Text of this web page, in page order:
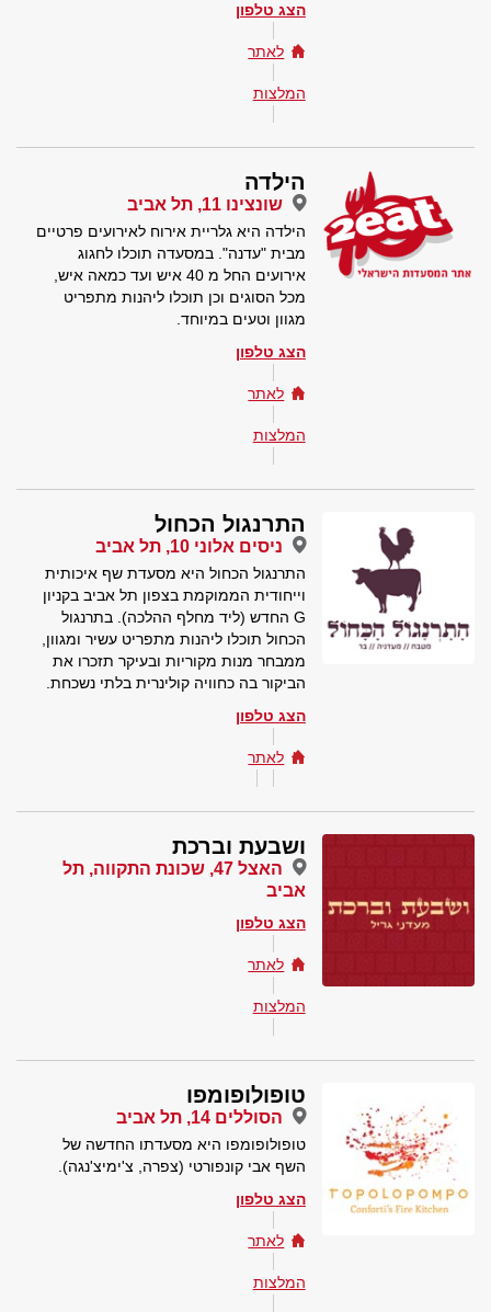
הצג טלפון
לאתר
המלצות
הילדה
שונצינו 11, תל אביב
הילדה היא גלריית אירוח לאירועים פרטיים
מבית "עדנה". במסעדה תוכלו לחגוג
אירועים החל מ 40 איש ועד כמאה איש,
מכל הסוגים וכן תוכלו ליהנות מתפריט
מגוון וטעים במיוחד.
הצג טלפון
לאתר
המלצות
התרנגול הכחול
ניסים אלוני 10, תל אביב
התרנגול הכחול היא מסעדת שף איכותית
וייחודית הממוקמת בצפון תל אביב בקניון
G החדש (ליד מחלף ההלכה). בתרנגול
הכחול תוכלו ליהנות מתפריט עשיר ומגוון,
ממבחר מנות מקוריות ובעיקר תזכרו את
הביקור בה כחוויה קולינרית בלתי נשכחת.
הצג טלפון
לאתר
ושבעת וברכת
האצל 47, שכונת התקווה, תל
אביב
הצג טלפון
לאתר
המלצות
טופולופומפו
הסוללים 14, תל אביב
טופולופומפו היא מסעדתו החדשה של
השף אבי קונפורטי (צפרה, צ'ימיצ'נגה).
הצג טלפון
לאתר
המלצות